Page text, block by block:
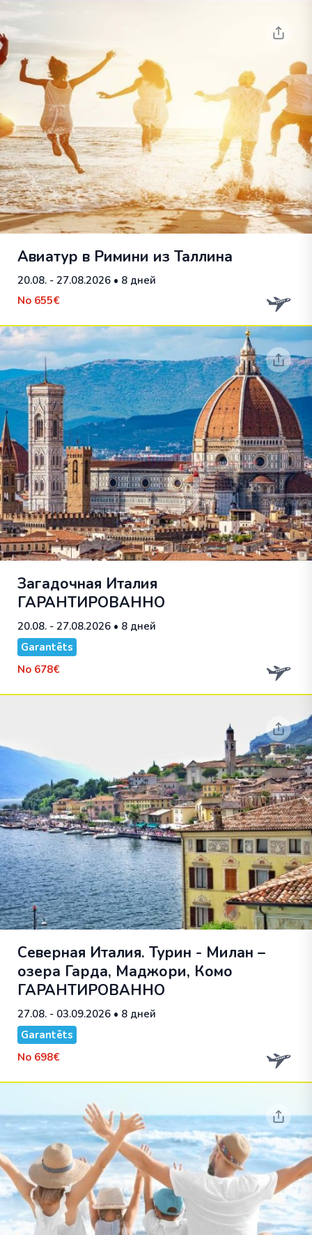
Авиатур в Римини из Таллина
20.08. - 27.08.2026 • 8 дней
No 655€
Загадочная Италия
ГАРАНТИРОВАННО
20.08. - 27.08.2026 • 8 дней
Garantēts
No 678€
Северная Италия. Турин - Милан –
озера Гарда, Маджори, Комо
ГАРАНТИРОВАННО
27.08. - 03.09.2026 • 8 дней
Garantēts
No 698€